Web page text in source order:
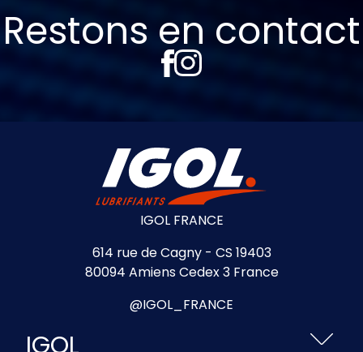
Restons en contact
IGOL FRANCE
614 rue de Cagny - CS 19403
80094 Amiens Cedex 3 France
@IGOL_FRANCE